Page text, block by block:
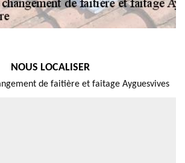
NOUS LOCALISER
de faitière et faitage Ayguesvives